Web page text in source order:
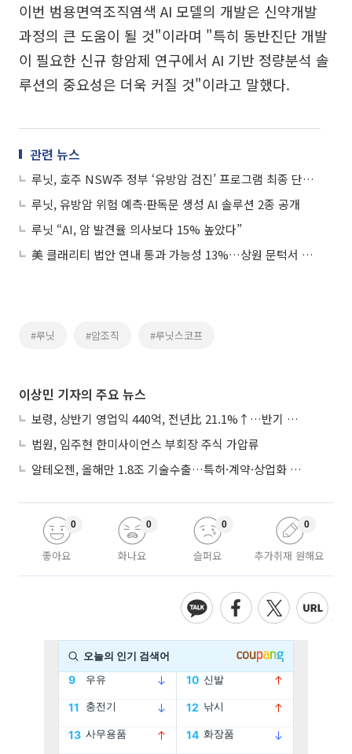
이번 범용면역조직염색 AI 모델의 개발은 신약개발
과정의 큰 도움이 될 것"이라며 "특히 동반진단 개발
이 필요한 신규 항암제 연구에서 AI 기반 정량분석 솔
루션의 중요성은 더욱 커질 것"이라고 말했다.
관련 뉴스
루닛, 호주 NSW주 정부 ‘유방암 검진’ 프로그램 최종 단계 진입
루닛, 유방암 위험 예측·판독문 생성 AI 솔루션 2종 공개
루닛 “AI, 암 발견율 의사보다 15% 높았다”
美 클래리티 법안 연내 통과 가능성 13%…상원 문턱서 제동
#루닛 #암조직 #루닛스코프
이상민 기자의 주요 뉴스
보령, 상반기 영업익 440억, 전년比 21.1%↑…반기 역대 최대
법원, 임주현 한미사이언스 부회장 주식 가압류
알테오젠, 올해만 1.8조 기술수출…특허·계약·상업화 ‘삼박자’
좋아요
0
화나요
0
슬퍼요
0
추가취재 원해요
0